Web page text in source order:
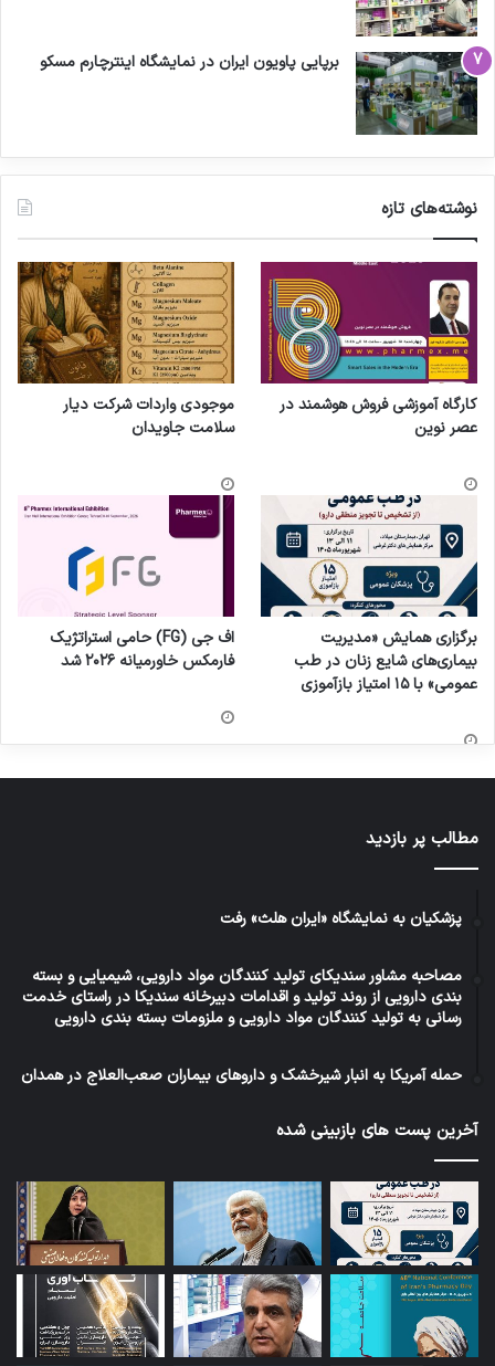
برپایی پاویون ایران در نمایشگاه اینترچارم مسکو
نوشته‌های تازه
کارگاه آموزشی فروش هوشمند در
عصر نوین
موجودی واردات شرکت دیار
سلامت جاویدان
برگزاری همایش «مدیریت
بیماری‌های شایع زنان در طب
عمومی» با ۱۵ امتیاز بازآموزی
اف جی (FG) حامی استراتژیک
فارمکس خاورمیانه ۲۰۲۶ شد
مطالب پر بازدید
پزشکیان به نمایشگاه «ایران هلث» رفت
مصاحبه مشاور سندیکای تولید کنندگان مواد دارویی، شیمیایی و بسته
بندی دارویی از روند تولید و اقدامات دبیرخانه سندیکا در راستای خدمت
رسانی به تولید کنندگان مواد دارویی و ملزومات بسته بندی دارویی
حمله آمریکا به انبار شیرخشک و داروهای بیماران صعب‌العلاج در همدان
آخرین پست های بازبینی شده